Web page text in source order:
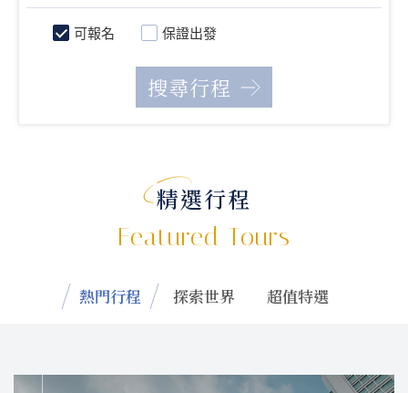
可報名 保證出發
精選行程
Featured Tours
熱門行程 探索世界 超值特選